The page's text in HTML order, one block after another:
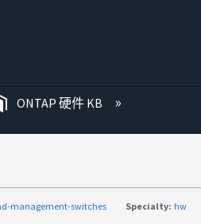
ONTAP 硬件 KB
management-switches Specialty: hw